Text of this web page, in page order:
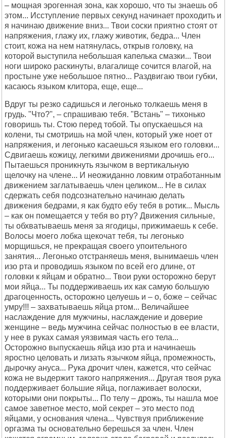
– мощная эрогенная зона, как хорошо, что ты знаешь об
этом... Исступление первых секунд начинает проходить и
я начинаю движение вниз... Твои соски приятно стоят от
напряжения, глажу их, глажу животик, бедра... Член
стоит, кожа на нем натянулась, открыв головку, на
которой выступила небольшая капелька смазки... Твои
ноги широко раскинуты, влагалище сочится влагой, на
простыне уже небольшое пятно... Раздвигаю твои губки,
касаюсь языком клитора, еще, еще...
Вдруг ты резко садишься и легонько толкаешь меня в
грудь. "Что?", – спрашиваю тебя. "Встань" – тихонько
говоришь ты. Стою перед тобой. Ты опускаешься на
колени, ты смотришь на мой член, который уже ноет от
напряжения, и легонько касаешься языком его головки...
Сдвигаешь кожицу, легкими движениями дрочишь его...
Пытаешься проникнуть язычком в вертикальную
щелочку на члене... И неожиданно ловким отработанным
движением заглатываешь член целиком... Не в силах
сдержать себя подсознательно начинаю делать
движения бедрами, я как будто ебу тебя в ротик... Мысль
– как он помещается у тебя во рту? Движения сильные,
ты обхватываешь меня за ягодицы, прижимаешь к себе.
Волосы моего лобка щекочат тебя, ты легонько
морщишься, не прекращая своего упоительного
занятия... Легонько отстраняешь меня, вынимаешь член
изо рта и проводишь языком по всей его длине, от
головки к яйцам и обратно... Твои руки осторожно берут
мои яйца... Ты поддерживаешь их как самую большую
драгоценность, осторожно целуешь и – о, боже – сейчас
умру!!! – захватываешь яйца ртом... Величайшее
наслаждение для мужчины, наслаждение и доверие
женщине – ведь мужчина сейчас полностью в ее власти,
у нее в руках самая уязвимая часть его тела...
Осторожно выпускаешь яйца изо рта и начинаешь
яростно целовать и лизать язычком яйца, промежность,
дырочку ануса... Рука дрочит член, кажется, что сейчас
кожа не выдержит такого напряжения... Другая твоя рука
поддерживает большие яйца, поглаживает волоски,
которыми они покрыты... По телу – дрожь, ты нашла мое
самое заветное место, мой секрет – это место под
яйцами, у основания члена... Чувствуя приближение
оргазма ты основательно берешься за член. Член